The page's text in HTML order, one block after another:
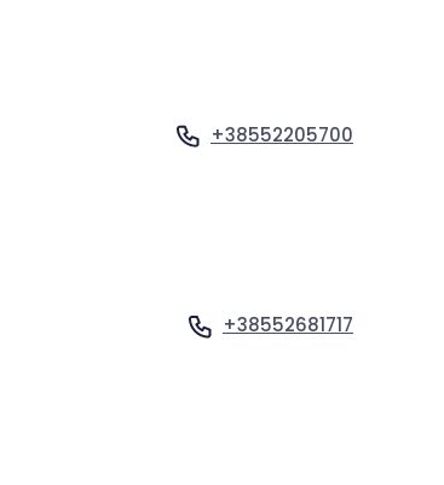
+38552205700
+38552681717